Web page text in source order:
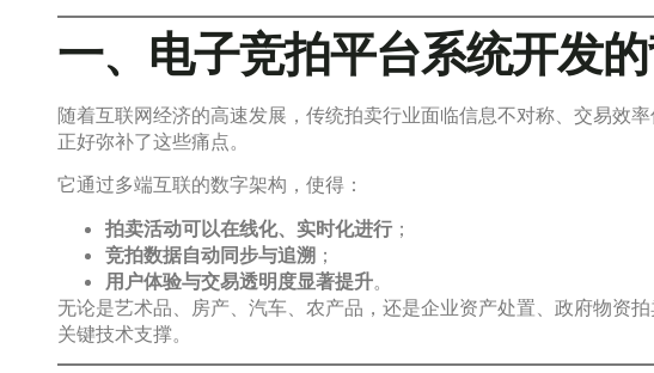
一、电子竞拍平台系统开发
随着互联网经济的高速发展，传统拍卖行业面临信息不对称、交易效
正好弥补了这些痛点。
它通过多端互联的数字架构，使得：
拍卖活动可以在线化、实时化进行 ；
竞拍数据自动同步与追溯 ；
用户体验与交易透明度显著提升。
无论是艺术品、房产、汽车、农产品，还是企业资产处置、政府物资
关键技术支撑。